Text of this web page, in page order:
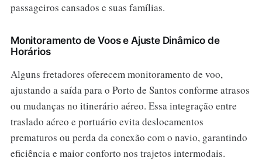
passageiros cansados e suas famílias.
Monitoramento de Voos e Ajuste Dinâmico de
Horários
Alguns fretadores oferecem monitoramento de voo,
ajustando a saída para o Porto de Santos conforme atrasos
ou mudanças no itinerário aéreo. Essa integração entre
traslado aéreo e portuário evita deslocamentos
prematuros ou perda da conexão com o navio, garantindo
eficiência e maior conforto nos trajetos intermodais.